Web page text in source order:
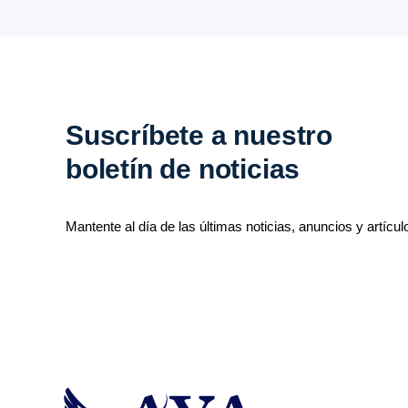
Suscríbete a nuestro
boletín de noticias
Mantente al día de las últimas noticias, anuncios y